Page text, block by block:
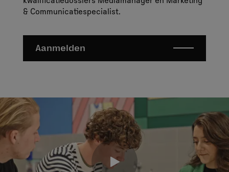
& Communicatiespecialist.
Aanmelden